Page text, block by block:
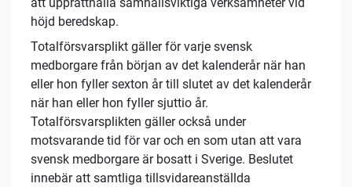
höjd beredskap.
Totalförsvarsplikt gäller för varje svensk
medborgare från början av det kalenderår när han
eller hon fyller sexton år till slutet av det kalenderår
när han eller hon fyller sjuttio år.
Totalförsvarsplikten gäller också under
motsvarande tid för var och en som utan att vara
svensk medborgare är bosatt i Sverige. Beslutet
innebär att samtliga tillsvidareanställda